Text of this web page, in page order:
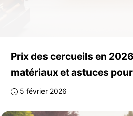
Prix des cercueils en
matériaux et astuces
5 février 2026